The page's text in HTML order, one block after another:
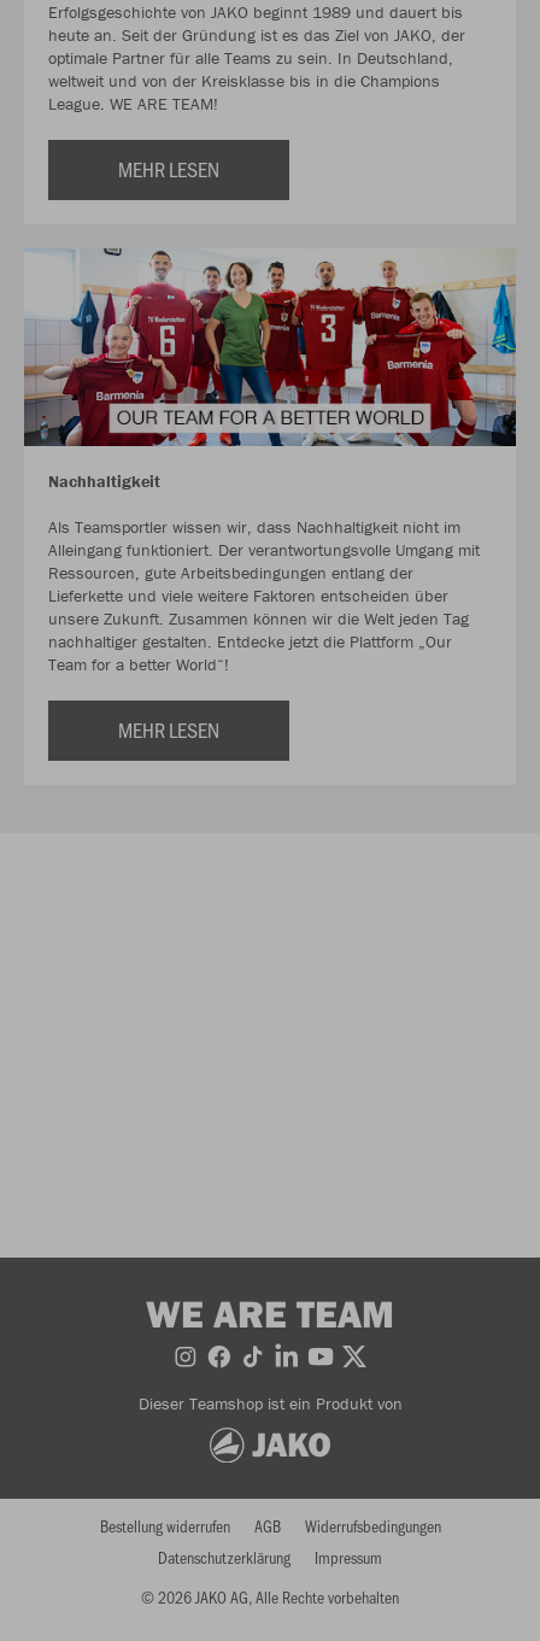
Erfolgsgeschichte von JAKO beginnt 1989 und dauert bis
heute an. Seit der Gründung ist es das Ziel von JAKO, der
optimale Partner für alle Teams zu sein. In Deutschland,
weltweit und von der Kreisklasse bis in die Champions
League. WE ARE TEAM!
MEHR LESEN
Nachhaltigkeit
Als Teamsportler wissen wir, dass Nachhaltigkeit nicht im
Alleingang funktioniert. Der verantwortungsvolle Umgang mit
Ressourcen, gute Arbeitsbedingungen entlang der
Lieferkette und viele weitere Faktoren entscheiden über
unsere Zukunft. Zusammen können wir die Welt jeden Tag
nachhaltiger gestalten. Entdecke jetzt die Plattform „Our
Team for a better World“!
MEHR LESEN
WE ARE TEAM
Dieser Teamshop ist ein Produkt von
© 2026 JAKO AG, Alle Rechte vorbehalten
Bestellung widerrufen AGB
Widerrufsbedingungen
Datenschutzerklärung
Impressum